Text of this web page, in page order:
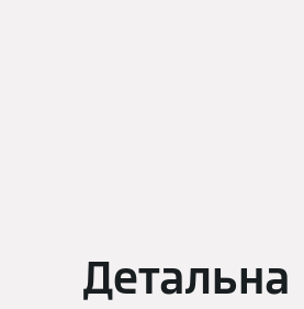
Детальна